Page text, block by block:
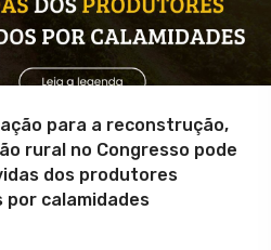
para a reconstrução,
rural no Congresso pode
dos produtores
por calamidades